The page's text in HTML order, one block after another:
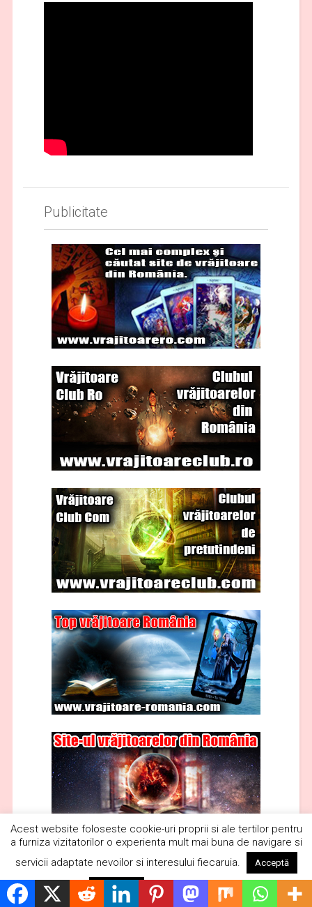
Publicitate
Acest website foloseste cookie-uri proprii si ale tertilor pentru
a furniza vizitatorilor o experienta mult mai buna de navigare si
servicii adaptate nevoilor si interesului fiecaruia.
Acceptă
Respinge Citește mai mult